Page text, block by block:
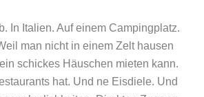
In Italien. Auf einem Campingplatz.
man nicht in einem Zelt hausen
schickes Häuschen mieten kann.
hat. Und ne Eisdiele. Und